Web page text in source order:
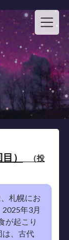
）
（投
札幌にお
年3月
が起こり
は、古代